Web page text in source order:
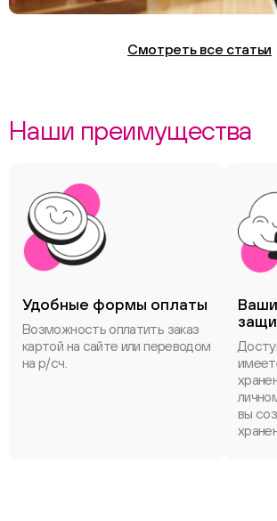
Смотреть все статьи
Наши преимущества
Удобные формы оплаты
Возможность оплатить заказ
картой на сайте или переводом
на р/сч.
вы